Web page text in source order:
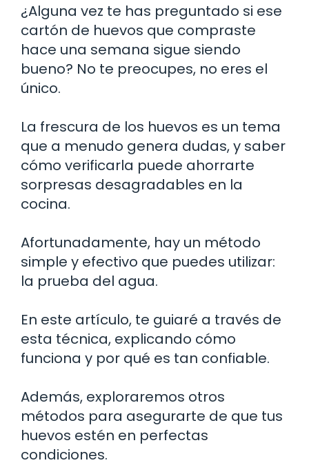
¿Alguna vez te has preguntado si ese
cartón de huevos que compraste
hace una semana sigue siendo
bueno? No te preocupes, no eres el
único.
La frescura de los huevos es un tema
que a menudo genera dudas, y saber
cómo verificarla puede ahorrarte
sorpresas desagradables en la
cocina.
Afortunadamente, hay un método
simple y efectivo que puedes utilizar:
la prueba del agua.
En este artículo, te guiaré a través de
esta técnica, explicando cómo
funciona y por qué es tan confiable.
Además, exploraremos otros
métodos para asegurarte de que tus
huevos estén en perfectas
condiciones.